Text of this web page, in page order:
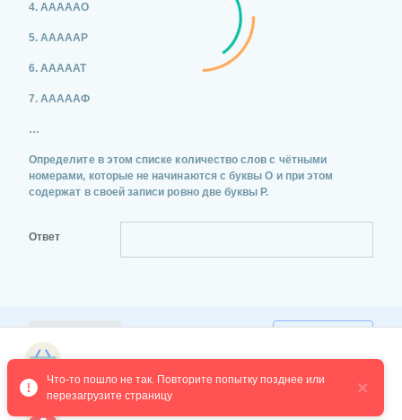
4. АААААО
5. АААААР
6. АААААТ
7. АААААФ
…
Определите в этом списке количество слов с чётными
номерами, которые не начинаются с буквы О и при этом
содержат в своей записи ровно две буквы Р.
Ответ
Что-то пошло не так. Повторите попытку позднее или
перезагрузите страницу